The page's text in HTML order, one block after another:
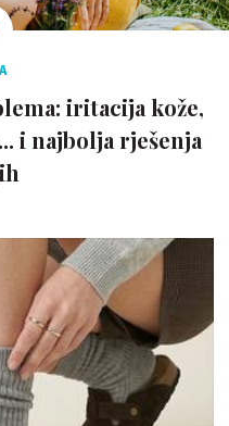
iritacija kože,
i najbolja rješenja